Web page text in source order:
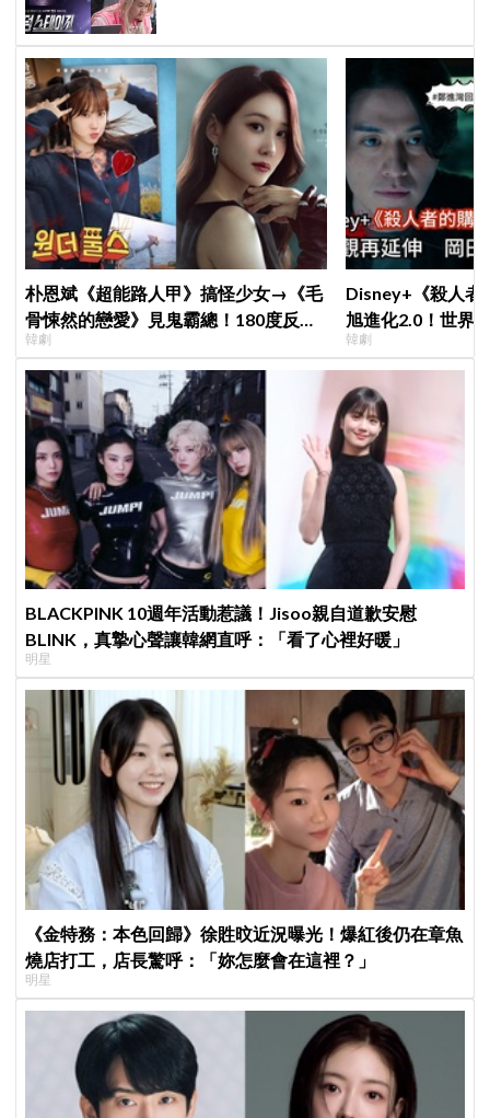
朴恩斌《超能路人甲》搞怪少女→《毛
骨悚然的戀愛》見鬼霸總！180度反差
演技獲讚「信看演員」
韓劇
Disney+《殺人者
旭進化2.0！世界
登場竟殺了「他」
韓劇
BLACKPINK 10週年活動惹議！Jisoo親自道歉安慰
BLINK，真摯心聲讓韓網直呼：「看了心裡好暖」
明星
《金特務：本色回歸》徐貹旼近況曝光！爆紅後仍在章魚
燒店打工，店長驚呼：「妳怎麼會在這裡？」
明星